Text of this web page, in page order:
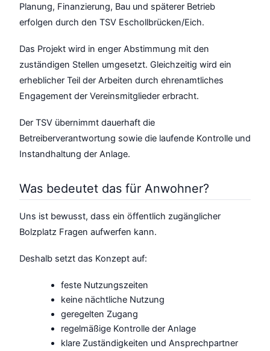
Planung, Finanzierung, Bau und späterer Betrieb
erfolgen durch den TSV Eschollbrücken/Eich.
Das Projekt wird in enger Abstimmung mit den
zuständigen Stellen umgesetzt. Gleichzeitig wird ein
erheblicher Teil der Arbeiten durch ehrenamtliches
Engagement der Vereinsmitglieder erbracht.
Der TSV übernimmt dauerhaft die
Betreiberverantwortung sowie die laufende Kontrolle und
Instandhaltung der Anlage.
Was bedeutet das für Anwohner?
Uns ist bewusst, dass ein öffentlich zugänglicher
Bolzplatz Fragen aufwerfen kann.
Deshalb setzt das Konzept auf:
feste Nutzungszeiten
keine nächtliche Nutzung
geregelten Zugang
regelmäßige Kontrolle der Anlage
klare Zuständigkeiten und Ansprechpartner